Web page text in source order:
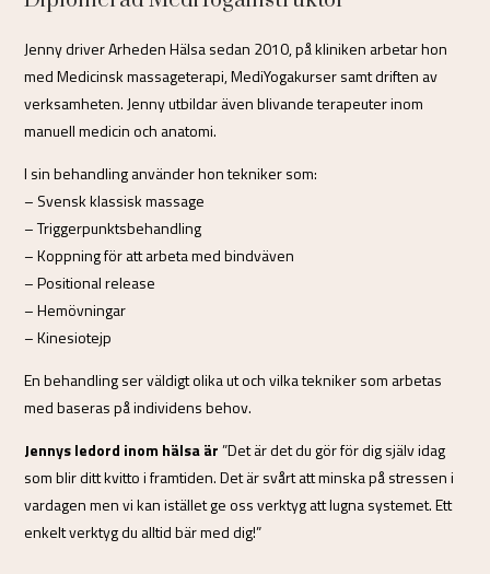
Jenny driver Arheden Hälsa sedan 2010, på kliniken arbetar hon
med Medicinsk massageterapi, MediYogakurser samt driften av
verksamheten. Jenny utbildar även blivande terapeuter inom
manuell medicin och anatomi.
I sin behandling använder hon tekniker som:
– Svensk klassisk massage
– Triggerpunktsbehandling
– Koppning för att arbeta med bindväven
– Positional release
– Hemövningar
– Kinesiotejp
En behandling ser väldigt olika ut och vilka tekniker som arbetas
med baseras på individens behov.
Jennys ledord inom hälsa är”Det är det du gör för dig själv idag
som blir ditt kvitto i framtiden. Det är svårt att minska på stressen i
vardagen men vi kan istället ge oss verktyg att lugna systemet. Ett
enkelt verktyg du alltid bär med dig!”